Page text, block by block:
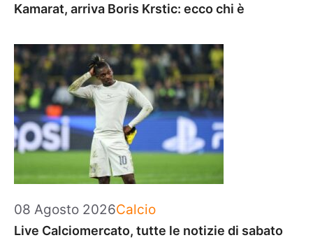
Kamarat, arriva Boris Krstic: ecco chi è
08 Agosto 2026Categorie
Calcio
Live Calciomercato, tutte le notizie di sabato